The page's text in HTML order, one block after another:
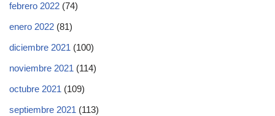
febrero 2022 (74)
enero 2022 (81)
diciembre 2021 (100)
noviembre 2021 (114)
octubre 2021 (109)
septiembre 2021 (113)